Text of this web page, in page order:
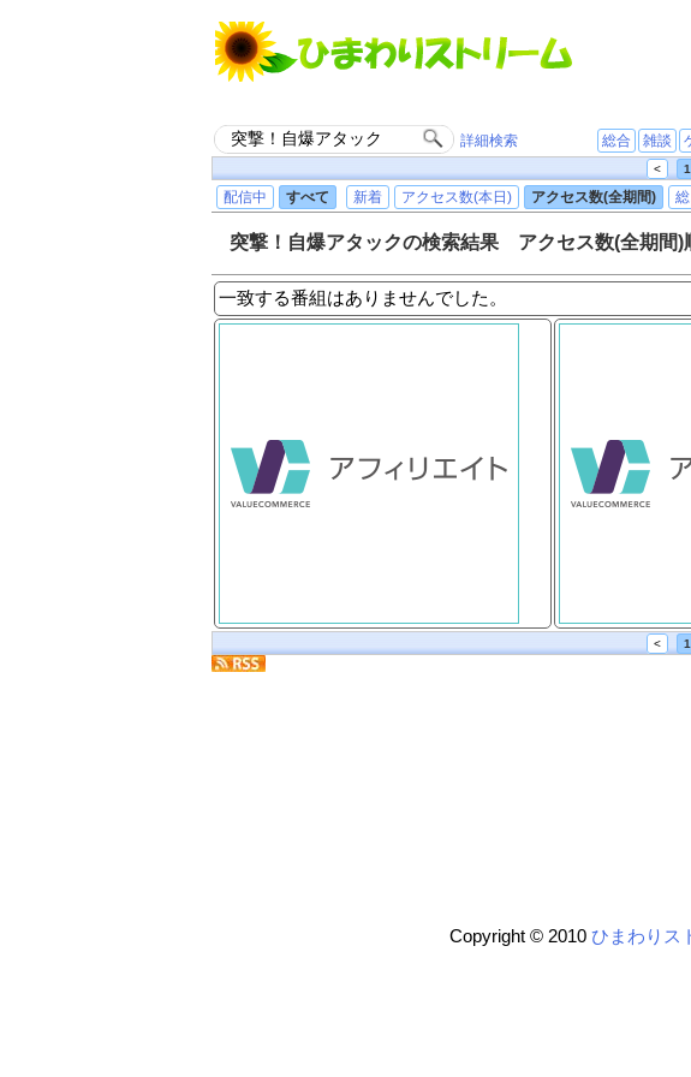
詳細検索 総合 雑談
< 1
配信中
すべて 新着 アクセス数(本日) アクセス数(全期間)
突撃！自爆アタックの検索結果 アクセス数(全期間)
一致する番組はありませんでした。
< 1
Copyright © 2010 ひまわりス